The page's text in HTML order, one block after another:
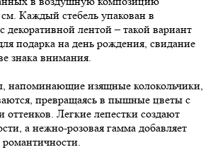
Каждый стебель упакован в
декоративной лентой – такой вариант
подарка на день рождения, свидание
знака внимания.
напоминающие изящные колокольчики,
превращаясь в пышные цветы с
Легкие лепестки создают
а нежно-розовая гамма добавляет